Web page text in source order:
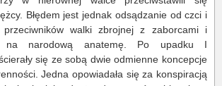
Błędem jest jednak odsądzanie od czci i
przeciwników walki zbrojnej z zaborcami i
na narodową anatemę. Po upadku I
się ze sobą dwie odmienne koncepcje
Jedna opowiadała się za konspiracją